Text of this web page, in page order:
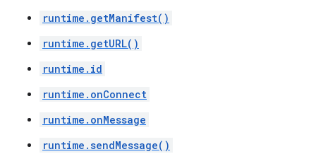
runtime.getManifest()
runtime.getURL()
runtime.id
runtime.onConnect
runtime.onMessage
runtime.sendMessage()